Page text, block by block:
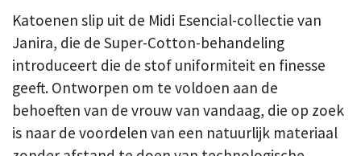
Katoenen slip uit de Midi Esencial-collectie van
Janira, die de Super-Cotton-behandeling
introduceert die de stof uniformiteit en finesse
geeft. Ontworpen om te voldoen aan de
behoeften van de vrouw van vandaag, die op zoek
is naar de voordelen van een natuurlijk materiaal